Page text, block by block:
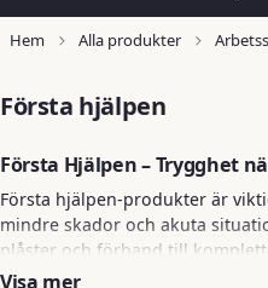
Hem Alla produkter
Första hjälpen
Första Hjälpen – Trygghet
Första hjälpen-produkter är
mindre skador och akuta
plåster och förband till
dig att agera direkt vid behov.
Visa mer